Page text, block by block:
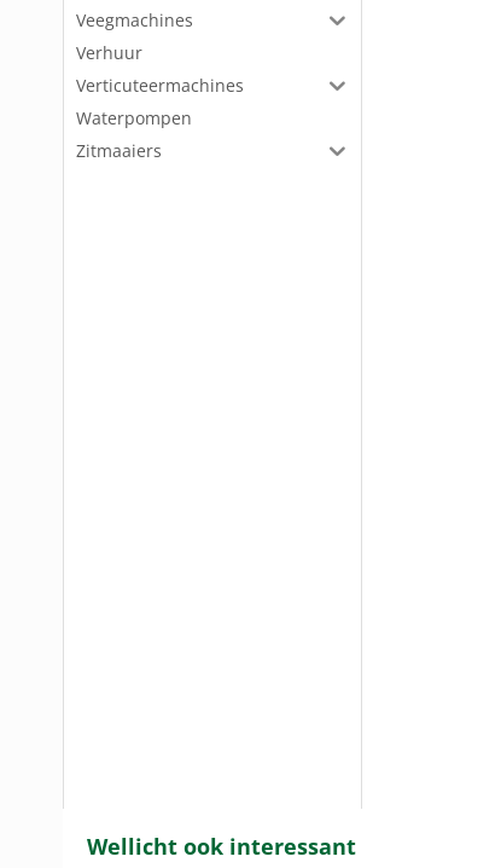
Veegmachines
Verhuur
Verticuteermachines
Waterpompen
Zitmaaiers
Wellicht ook interessant